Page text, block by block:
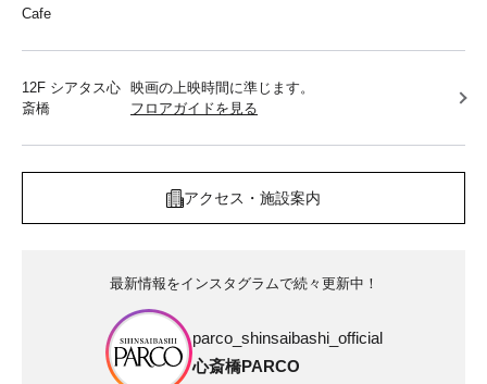
Cafe
12F シアタス心
斎橋
映画の上映時間に準じます。
フロアガイドを見る
アクセス・施設案内
最新情報をインスタグラムで続々更新中！
parco_shinsaibashi_official
心斎橋PARCO